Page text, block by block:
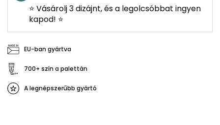
⭐ Vásárolj 3 dizájnt, és a legolcsóbbat ingyen
kapod! ⭐
EU-ban gyártva
700+ szín a palettán
A legnépszerűbb gyártó